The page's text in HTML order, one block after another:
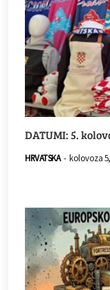
DATUMI: 5.
HRVATSKA - kolovoza